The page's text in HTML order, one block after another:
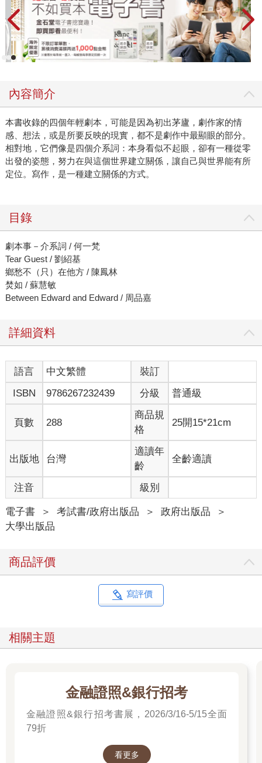
內容簡介
本書收錄的四個年輕劇本，可能是因為初出茅廬，劇作家的情
感、想法，或是所要反映的現實，都不是劇作中最顯眼的部分。
相對地，它們像是四個介系詞：本身看似不起眼，卻有一種從零
出發的姿態，努力在與這個世界建立關係，讓自己與世界能有所
定位。寫作，是一種建立關係的方式。
目錄
劇本事－介系詞 / 何一梵
Tear Guest / 劉紹基
鄉愁不（只）在他方 / 陳鳳林
焚如 / 蘇慧敏
Between Edward and Edward / 周品嘉
詳細資料
語言 中文繁體
裝訂
ISBN
9786267232439 分級 普通級
頁數 288
商品規
格
25開15*21cm
出版地 台灣
適讀年
齡
全齡適讀
注音 級別
電子書 ＞ 考試書/政府出版品 ＞ 政府出版品
＞
大學出版品
商品評價
寫評價
相關主題
金融證照&銀行招考
金融證照&銀行招考書展，2026/3/16-5/15全面
79折
看更多